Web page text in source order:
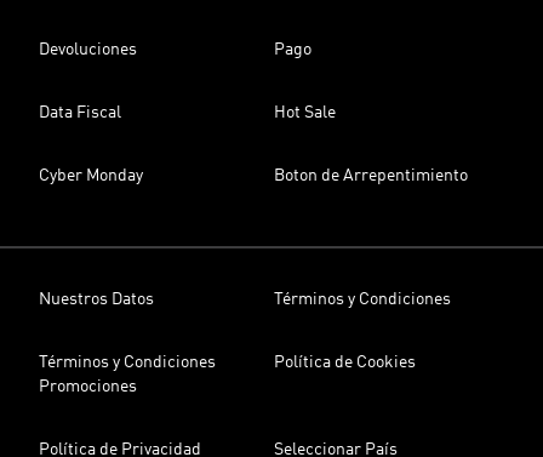
Devoluciones Pago
Data Fiscal Hot Sale
Cyber Monday Boton de Arrepentimiento
Nuestros Datos Términos y Condiciones
Términos y Condiciones
Promociones
Política de Cookies
Política de Privacidad Seleccionar País